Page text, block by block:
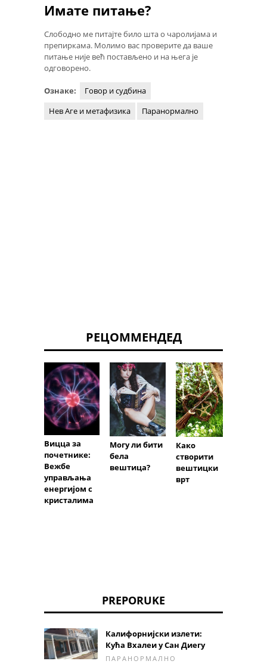
Имате питање?
Слободно ме питајте било шта о чаролијама и
препиркама. Молимо вас проверите да ваше
питање није већ постављено и на њега је
одговорено.
Ознаке:
Говор и судбина
Нев Аге и метафизика
Паранормално
РЕЦОММЕНДЕД
Вицца за
почетнике:
Вежбе
управљања
енергијом с
кристалима
Могу ли бити
бела
вештица?
Како
створити
вештицки
врт
PREPORUKE
Калифорнијски излети:
Кућа Вхалеи у Сан Диегу
ПАРАНОРМАЛНО